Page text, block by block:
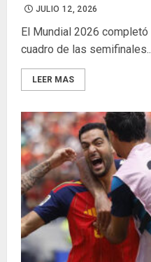
JULIO 12, 2026
El Mundial 2026
cuadro de las
LEER MAS